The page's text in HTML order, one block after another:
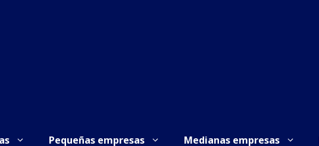
Pequeñas empresas Medianas empresas